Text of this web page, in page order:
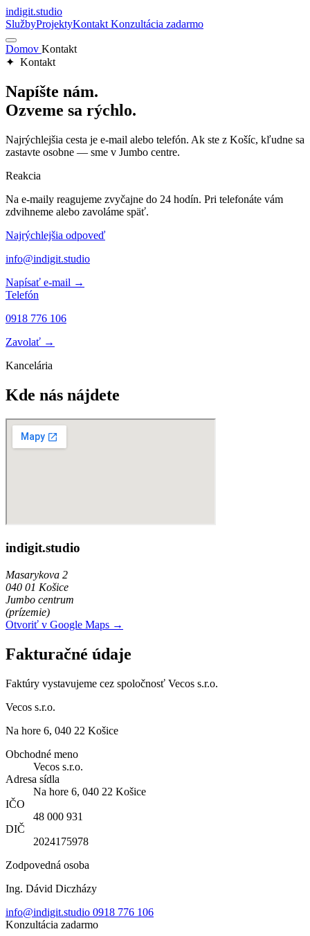
indigit.studio
SlužbyProjektyKontakt Konzultácia zadarmo
Domov Kontakt
✦ Kontakt
Napíšte nám.
Ozveme sa rýchlo.
Najrýchlejšia cesta je e-mail alebo telefón. Ak ste z Košíc, kľudne sa
zastavte osobne — sme v Jumbo centre.
Reakcia
Na e-maily reagujeme zvyčajne do 24 hodín. Pri telefonáte vám
zdvihneme alebo zavoláme späť.
Najrýchlejšia odpoveď
info@indigit.studio
Napísať e-mail →
Telefón
0918 776 106
Zavolať →
Kancelária
Kde nás nájdete
indigit.studio
Masarykova 2
040 01 Košice
Jumbo centrum
(prízemie)
Otvoriť v Google Maps →
Fakturačné údaje
Faktúry vystavujeme cez spoločnosť Vecos s.r.o.
Vecos s.r.o.
Na hore 6, 040 22 Košice
Obchodné meno
Vecos s.r.o.
Adresa sídla
Na hore 6, 040 22 Košice
IČO
48 000 931
DIČ
2024175978
Zodpovedná osoba
Ing. Dávid Diczházy
info@indigit.studio 0918 776 106
Konzultácia zadarmo